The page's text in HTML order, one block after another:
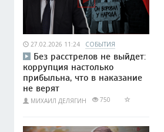
27.02.2026 11:24 СОБЫТИЯ
Без расстрелов не выйдет:
коррупция настолько
прибыльна, что в наказание
не верят
МИХАИЛ ДЕЛЯГИН 750